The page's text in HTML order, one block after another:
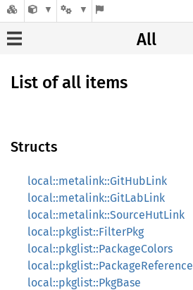
All
List of all items
Structs
local::metalink::GitHubLink
local::metalink::GitLabLink
local::metalink::SourceHutLink
local::pkglist::FilterPkg
local::pkglist::PackageColors
local::pkglist::PackageReference
local::pkglist::PkgBase